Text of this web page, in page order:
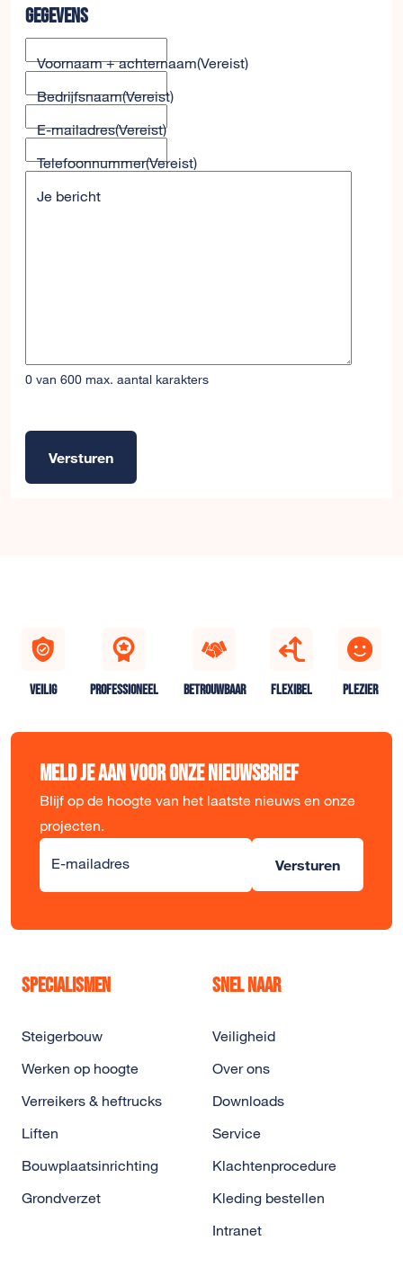
Gegevens
Voornaam + achternaam(Vereist)
Bedrijfsnaam(Vereist)
E-mailadres(Vereist)
Telefoonnummer(Vereist)
Je bericht
0 van 600 max. aantal karakters
Versturen
VEILIG PROFESSIONEEL BETROUWBAAR FLEXIBEL PLEZIER
Meld je aan voor onze nieuwsbrief
Blijf op de hoogte van het laatste nieuws en onze
projecten.
E-mailadres Versturen
Specialismen
Steigerbouw
Werken op hoogte
Verreikers & heftrucks
Liften
Bouwplaatsinrichting
Grondverzet
Snel naar
Veiligheid
Over ons
Downloads
Service
Klachtenprocedure
Kleding bestellen
Intranet